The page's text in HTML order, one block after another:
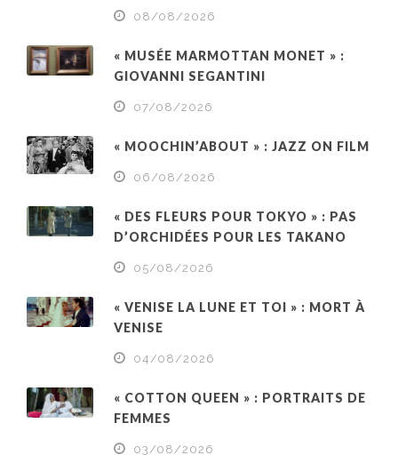
08/08/2026
« MUSÉE MARMOTTAN MONET » :
GIOVANNI SEGANTINI
07/08/2026
« MOOCHIN’ABOUT » : JAZZ ON FILM
06/08/2026
« DES FLEURS POUR TOKYO » : PAS
D’ORCHIDÉES POUR LES TAKANO
05/08/2026
« VENISE LA LUNE ET TOI » : MORT À
VENISE
04/08/2026
« COTTON QUEEN » : PORTRAITS DE
FEMMES
03/08/2026